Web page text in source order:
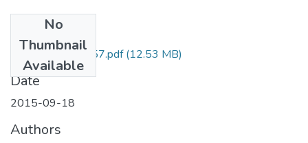
No
Thumbnail
Available
329056237157.pdf(12.53 MB)
Date
2015-09-18
Authors